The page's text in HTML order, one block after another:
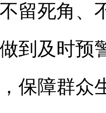
留死角、
到及时预
保障群众